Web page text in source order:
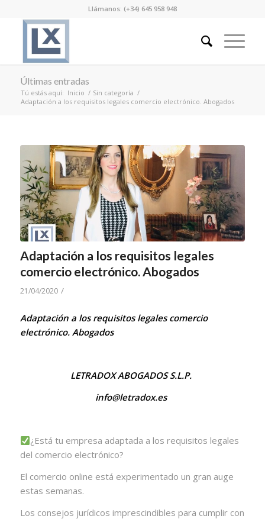
Llámanos: (+34) 645 958 948
Últimas entradas
Tú estás aquí: Inicio / Sin categoría /
Adaptación a los requisitos legales comercio electrónico. Abogados
Adaptación a los requisitos legales
comercio electrónico. Abogados
21/04/2020 /
Adaptación a los requisitos legales comercio
electrónico. Abogados
LETRADOX ABOGADOS S.L.P.
info@letradox.es
¿Está tu empresa adaptada a los requisitos legales
del comercio electrónico?
El comercio online está experimentado un gran auge
estas semanas.
Los consejos jurídicos imprescindibles para cumplir con